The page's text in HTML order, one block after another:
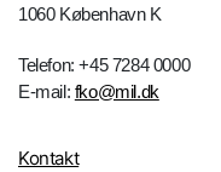
1060 København K
Telefon: +45 7284 0000
E-mail: fko@mil.dk
Kontakt